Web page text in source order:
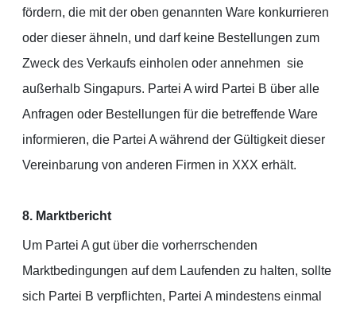
fördern, die mit der oben genannten Ware konkurrieren
oder dieser ähneln, und darf keine Bestellungen zum
Zweck des Verkaufs einholen oder annehmen sie
außerhalb Singapurs. Partei A wird Partei B über alle
Anfragen oder Bestellungen für die betreffende Ware
informieren, die Partei A während der Gültigkeit dieser
Vereinbarung von anderen Firmen in XXX erhält.
8. Marktbericht
Um Partei A gut über die vorherrschenden
Marktbedingungen auf dem Laufenden zu halten, sollte
sich Partei B verpflichten, Partei A mindestens einmal